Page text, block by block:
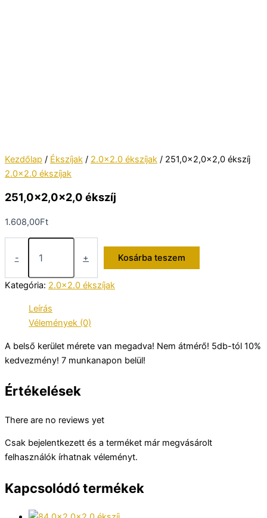
Kezdőlap / Ékszíjak / 2.0x2.0 ékszíjak / 251,0×2,0×2,0 ékszíj
2.0x2.0 ékszíjak
251,0×2,0×2,0 ékszíj
1.608,00Ft
-
251,0×2,0×2,0
+ Kosárba teszem
Kategória: 2.0x2.0 ékszíjak
Leírás
Vélemények (0)
A belső kerület mérete van megadva! Nem átmérő! 5db-tól 10%
kedvezmény! 7 munkanapon belül!
Értékelések
There are no reviews yet
Csak bejelentkezett és a terméket már megvásárolt
felhasználók írhatnak véleményt.
Kapcsolódó termékek